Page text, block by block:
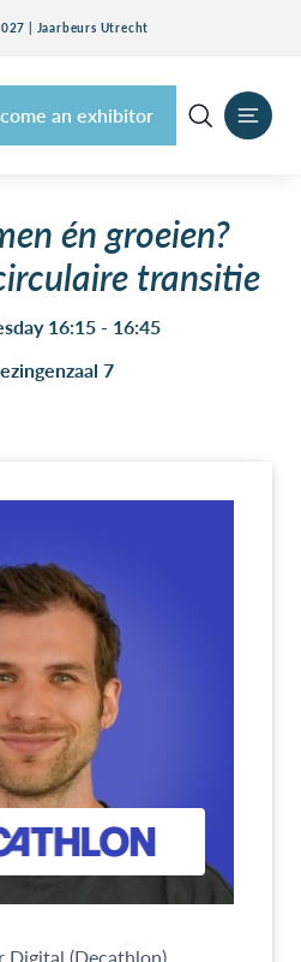
| Jaarbeurs Utrecht
an exhibitor
én groeien?
transitie
16:15 - 16:45
7